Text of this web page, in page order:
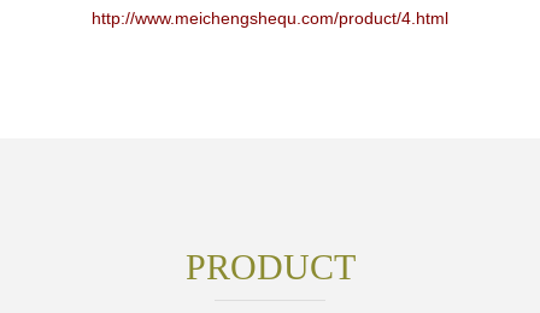
http://www.meichengshequ.com/product/4.html
PRODUCT